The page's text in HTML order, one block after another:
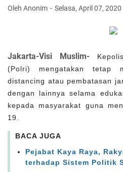
Oleh Anonim Selasa, April 07, 2020
Jakarta-Visi Muslim-
(Polri) mengatakan tetap
distancing atau pembatasan
dengan lainnya selama
kepada masyarakat guna
19.
BACA JUGA
Pejabat Kaya Raya,
terhadap Sistem Politik